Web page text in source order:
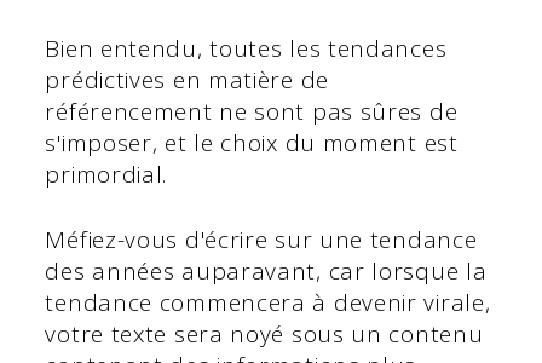
Bien entendu, toutes les tendances
prédictives en matière de
référencement ne sont pas sûres de
s'imposer, et le choix du moment est
primordial.
Méfiez-vous d'écrire sur une tendance
des années auparavant, car lorsque la
tendance commencera à devenir virale,
votre texte sera noyé sous un contenu